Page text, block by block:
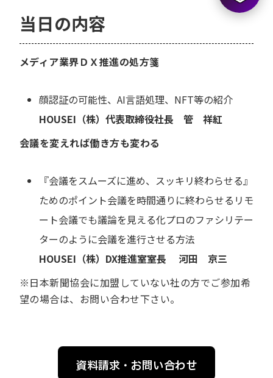
当日の内容
メディア業界ＤＸ推進の処方箋
顔認証の可能性、AI言語処理、NFT等の紹介
HOUSEI（株）代表取締役社長 管 祥紅
会議を変えれば働き方も変わる
『会議をスムーズに進め、スッキリ終わらせる』
ためのポイント会議を時間通りに終わらせるリモ
ート会議でも議論を見える化プロのファシリテー
ターのように会議を進行させる方法
HOUSEI（株）DX推進室室長 河田 京三
‍※日本新聞協会に加盟していない社の方でご参加希
望の場合は、お問い合わせ下さい。
資料請求・お問い合わせ